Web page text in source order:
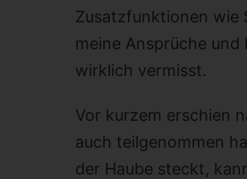
Zusatzfunktionen wie
meine Ansprüche
wirklich vermisst.
Vor kurzem erschien
auch teilgenommen
der Haube steckt,